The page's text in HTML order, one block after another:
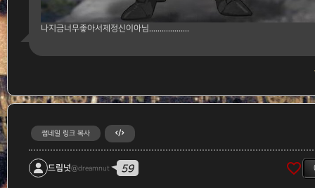
나지금너무좋아서제정신이아님...................
썸네일 링크 복사
드림넛@dreamnut 59 favorite_border